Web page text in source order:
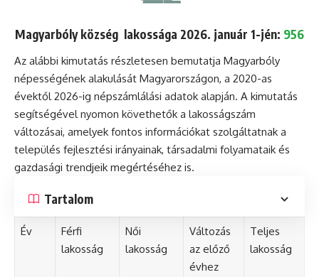
Magyarbóly község lakossága 2026. január 1-jén: 956
Az alábbi kimutatás részletesen bemutatja Magyarbóly
népességének alakulását Magyarországon, a 2020-as
évektől 2026-ig népszámlálási adatok alapján. A kimutatás
segítségével nyomon követhetők a lakosságszám
változásai, amelyek fontos információkat szolgáltatnak a
település fejlesztési irányainak, társadalmi folyamataik és
gazdasági trendjeik megértéséhez is.
Tartalom
Év
Férfi
lakosság
Női
lakosság
Változás
az előző
évhez
Teljes
lakosság